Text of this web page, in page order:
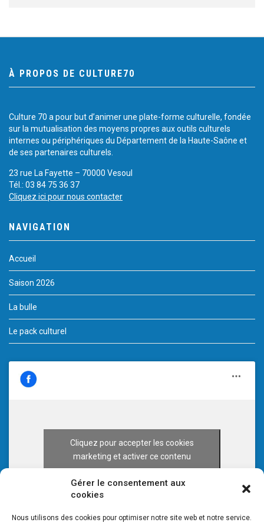
Gérer le consentement aux
cookies
Nous utilisons des cookies pour optimiser notre site web et notre service.
À PROPOS DE CULTURE70
Culture 70 a pour but d’animer une plate-forme culturelle, fondée
sur la mutualisation des moyens propres aux outils culturels
internes ou périphériques du Département de la Haute-Saône et
de ses partenaires culturels.
23 rue La Fayette – 70000 Vesoul
Tél.: 03 84 75 36 37
Cliquez ici pour nous contacter
NAVIGATION
Accueil
Saison 2026
La bulle
Le pack culturel
Cliquez pour accepter les cookies
marketing et activer ce contenu